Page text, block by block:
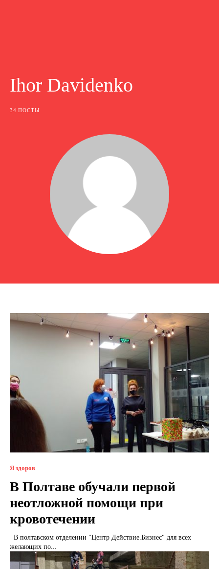
Ihor Davidenko
34 ПОСТЫ
Я здоров
В Полтаве обучали первой
неотложной помощи при
кровотечении
желающих по...